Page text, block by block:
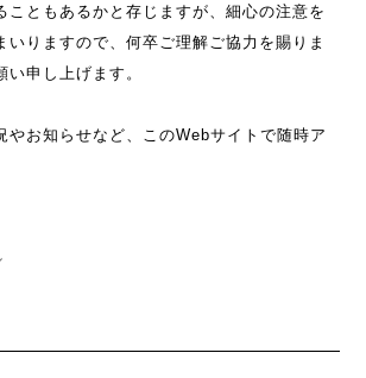
こともあるかと存じますが、細心の注意を
いりますので、何卒ご理解ご協力を賜りま
申し上げます。
やお知らせなど、このWebサイトで随時ア